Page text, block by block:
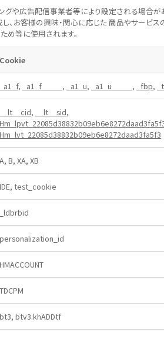
グや広告配信事業者等により設定される場合が
、お客様の興味・関心に応じた 商品やサービ
め等に使用されます。
Cookie
_a1_f, _a1_f_____ , _a1_u, _a1_u_____ , _fbp,
__lt__cid, __lt__sid,
Hm_lvt_22085d38832b09eb6e8272daad3fa5f3
A, B, XA, XB
IDE, test_cookie
_ldbrbid
personalization_id
HMACCOUNT
TDCPM
bt3, btv3.khADDtf